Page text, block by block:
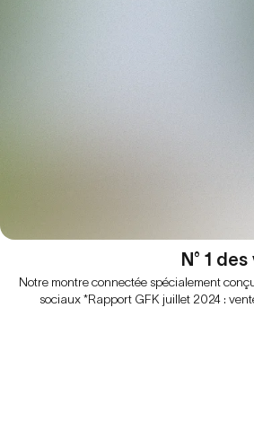
N° 1
Notre montre connectée spécialement
sociaux *Rapport GFK juillet 2024 :